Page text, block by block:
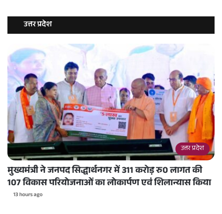
उत्तर प्रदेश
उत्तर प्रदेश
मुख्यमंत्री ने जनपद सिद्धार्थनगर में 311 करोड़ रु0 लागत की
107 विकास परियोजनाओं का लोकार्पण एवं शिलान्यास किया
13 hours ago